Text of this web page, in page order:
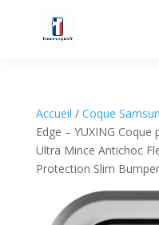
Accueil / Coque
Edge – YUXING Coque
Ultra Mince Antichoc
Protection Slim